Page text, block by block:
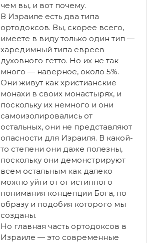
чем вы, и вот почему.
В Израиле есть два типа
ортодоксов. Вы, скорее всего,
имеете в виду только один тип —
харедимный типа евреев
духовного гетто. Но их не так
много — наверное, около 5%.
Они живут как христианские
монахи в своих монастырях, и
поскольку их немного и они
самоизолировались от
остальных, они не представляют
опасности для Израиля. В какой-
то степени они даже полезны,
поскольку они демонстрируют
всем остальным как далеко
можно уйти от от истинного
понимания концепции Бога, по
образу и подобия которого мы
созданы.
Но главная часть ортодоксов в
Израиле — это современные